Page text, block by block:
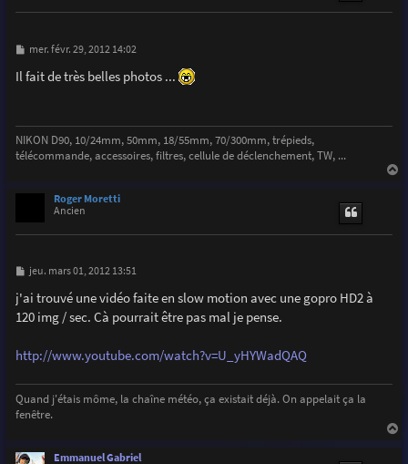
M
s
s
mer. févr. 29, 2012 14:02
Il fait de très belles photos ...
NIKON D90, 10/24mm, 50mm, 18/55mm, 70/300mm, trépieds,
télécommande, accessoires, filtres, cellule de déclenchement, TW, ...
Roger Moretti
Ancien
M
s
s
a
jeu. mars 01, 2012 13:51
j'ai trouvé une vidéo faite en slow motion avec une gopro HD2 à
120 img / sec. Cà pourrait être pas mal je pense.
http://www.youtube.com/watch?v=U_yHYWadQAQ
Quand j'étais môme, la chaîne météo, ça existait déjà. On appelait ça la
fenêtre.
Emmanuel Gabriel